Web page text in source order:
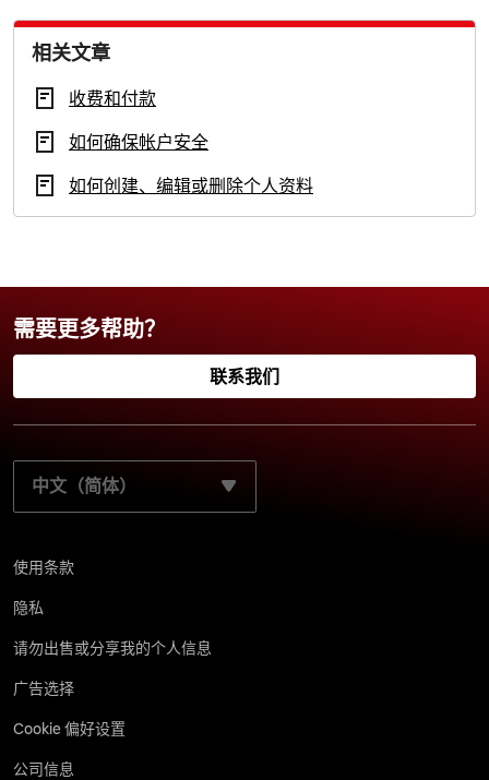
相关文章
收费和付款
如何确保帐户安全
如何创建、编辑或删除个人资料
需要更多帮助？
联系我们
选择您的首选语言：
使用条款
隐私
请勿出售或分享我的个人信息
广告选择
Cookie 偏好设置
公司信息